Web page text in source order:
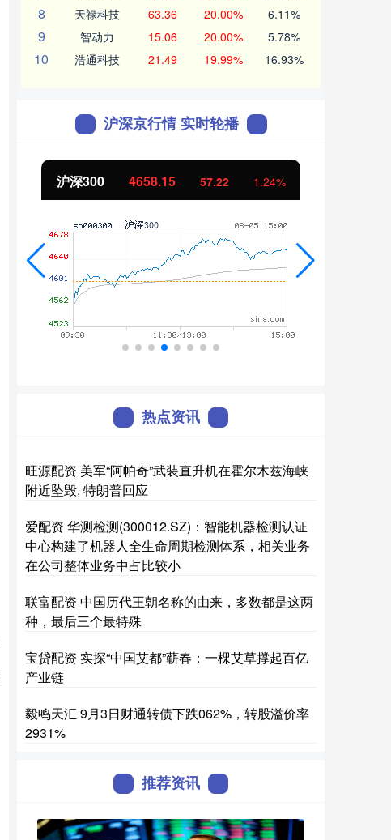
8 天禄科技 63.36 20.00% 6.11%
9 智动力 15.06 20.00% 5.78%
10 浩通科技 21.49 19.99% 16.93%
沪深京行情 实时轮播
北证50 1119.46 25.97 2.38%
热点资讯
旺源配资 美军“阿帕奇”武装直升机在霍尔木兹海峡
附近坠毁, 特朗普回应
爱配资 华测检测(300012.SZ)：智能机器检测认证
中心构建了机器人全生命周期检测体系，相关业务
在公司整体业务中占比较小
联富配资 中国历代王朝名称的由来，多数都是这两
种，最后三个最特殊
宝贷配资 实探“中国艾都”蕲春：一棵艾草撑起百亿
产业链
毅鸣天汇 9月3日财通转债下跌062%，转股溢价率
2931%
推荐资讯